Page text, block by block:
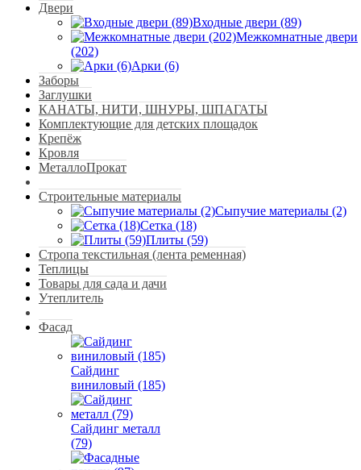
Двери
Входные двери (89)
Межкомнатные двери
(202)
Арки (6)
Заборы
Заглушки
КАНАТЫ, НИТИ, ШНУРЫ, ШПАГАТЫ
Комплектующие для детских площадок
Крепёж
Кровля
МеталлоПрокат
Строительные материалы
Сыпучие материалы (2)
Сетка (18)
Плиты (59)
Стропа текстильная (лента ременная)
Теплицы
Товары для сада и дачи
Утеплитель
Фасад
Сайдинг
виниловый (185)
Сайдинг металл
(79)